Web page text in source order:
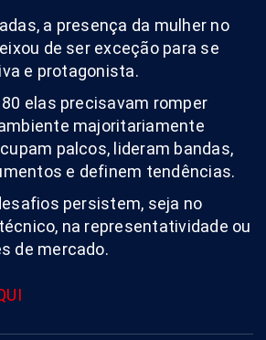
a presença da mulher no
de ser exceção para se
e protagonista.
elas precisavam romper
majoritariamente
palcos, lideram bandas,
e definem tendências.
persistem, seja no
na representatividade ou
de mercado.